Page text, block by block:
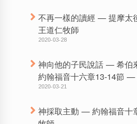
不再一樣的讀經 — 提摩
王道仁牧師
2020-03-28
神向他的子民說話 — 希伯
約翰福音十六章13-14節 —
2020-03-21
神採取主動 — 約翰福音十